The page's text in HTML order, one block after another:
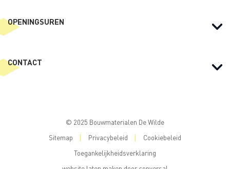
OPENINGSUREN
CONTACT
© 2025 Bouwmaterialen De Wilde
Sitemap
Privacybeleid
Cookiebeleid
Toegankelijkheidsverklaring